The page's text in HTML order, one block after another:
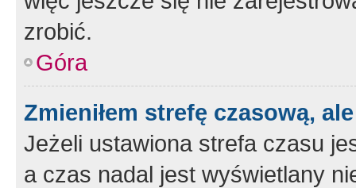
zrobić.
Góra
Zmieniłem strefę czasową,
Jeżeli ustawiona strefa czasu
a czas nadal jest wyświetlany